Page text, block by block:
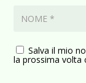
Salva il mio
la prossima volta